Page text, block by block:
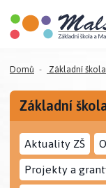
Domů Základní škola
Základní
Aktuality ZŠ
Projekty a